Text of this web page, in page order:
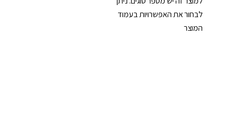
לבחור את האפשרויות בעמוד
המוצר